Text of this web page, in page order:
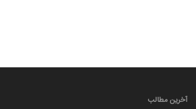
آخرین مطالب